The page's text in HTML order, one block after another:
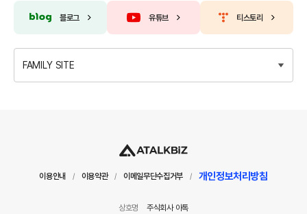
블로그 유튜브 티스토리
FAMILY SITE
이용안내 / 이용약관 / 이메일무단수집거부 / 개인정보처리방침
상호명
주식회사 아톡